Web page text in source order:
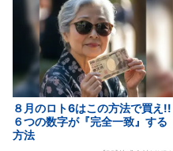
８月のロト6はこの方法で買え!!
６つの数字が『完全一致』する
方法